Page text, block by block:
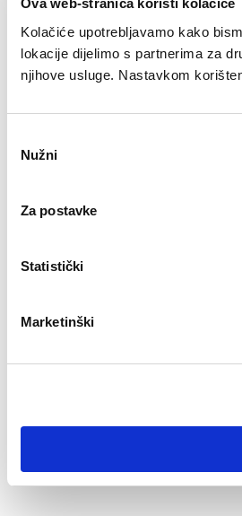
Ova web-stranica koristi kolačiće
Kolačiće upotrebljavamo kako
lokacije dijelimo s partnerima za
njihove usluge. Nastavkom
pristanka
Nužni
Za postavke
Statistički
Marketinški